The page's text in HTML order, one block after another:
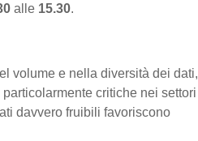
alle 15.30.
volume e nella diversità dei dati,
critiche nei settori
davvero fruibili favoriscono